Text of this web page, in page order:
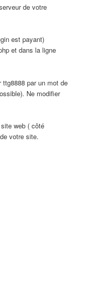
de votre
est payant)
et dans la ligne
ttg8888 par un mot de
Ne modifier
web ( côté
votre site.